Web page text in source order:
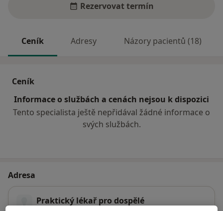
Rezervovat termín
Ceník Adresy Názory pacientů (18)
Ceník
Informace o službách a cenách nejsou k dispozici
Tento specialista ještě nepřidával žádné informace o
svých službách.
Adresa
Praktický lékař pro dospělé